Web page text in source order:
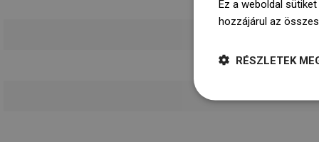
Ez a weboldal
hozzájárul az
RÉSZLETEK